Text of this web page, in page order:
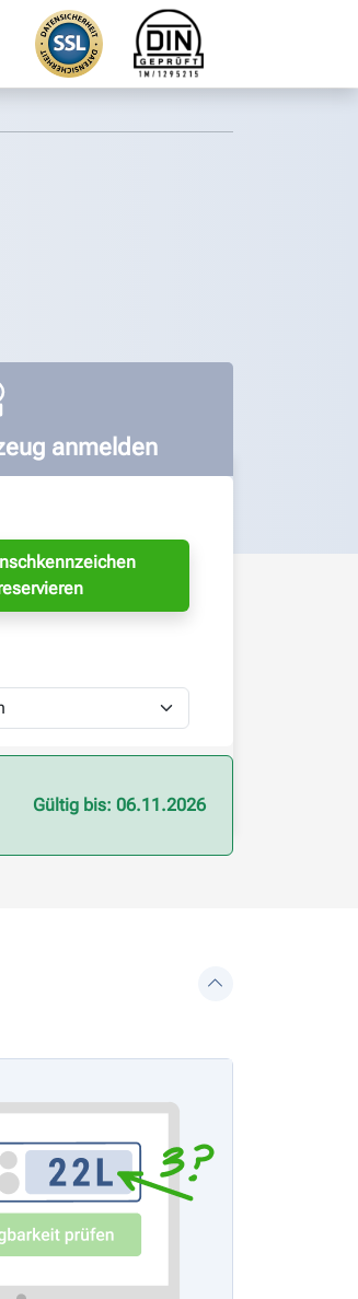
anmelden
Gültig bis: 06.11.2026